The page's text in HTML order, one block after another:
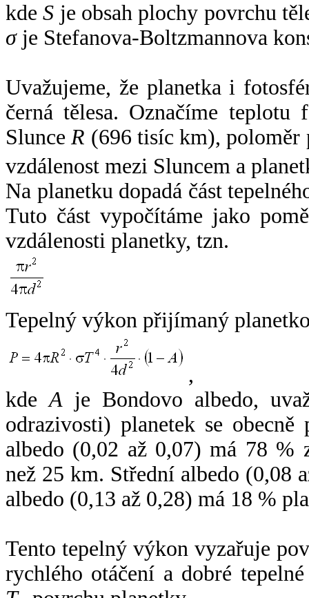
kdeS je obsah plochy povrchu
σje Stefanova-Boltzmannova
Uvažujeme, že planetka i
černá tělesa. Označíme
SlunceR (696 tisíc km),
vzdálenost mezi Sluncem a
Na planetku dopadá část
Tuto část vypočítáme jako
vzdálenosti planetky, tzn.
Tepelný výkon přijímaný
,
kdeA je Bondovo albedo,
odrazivosti) planetek se
albedo (0,02 až 0,07) má 78 %
než 25 km. Střední albedo (0,08
albedo (0,13 až 0,28) má 18 %
Tento tepelný výkon vyzařuje
rychlého otáčení a dobré